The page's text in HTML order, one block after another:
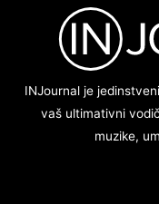
INJournal je
vaš ultimativni
muzike,